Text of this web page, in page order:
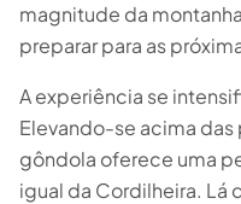
magnitude da
preparar para as
A experiência se
Elevando-se acima das
gôndola oferece uma
igual da Cordilheira. Lá